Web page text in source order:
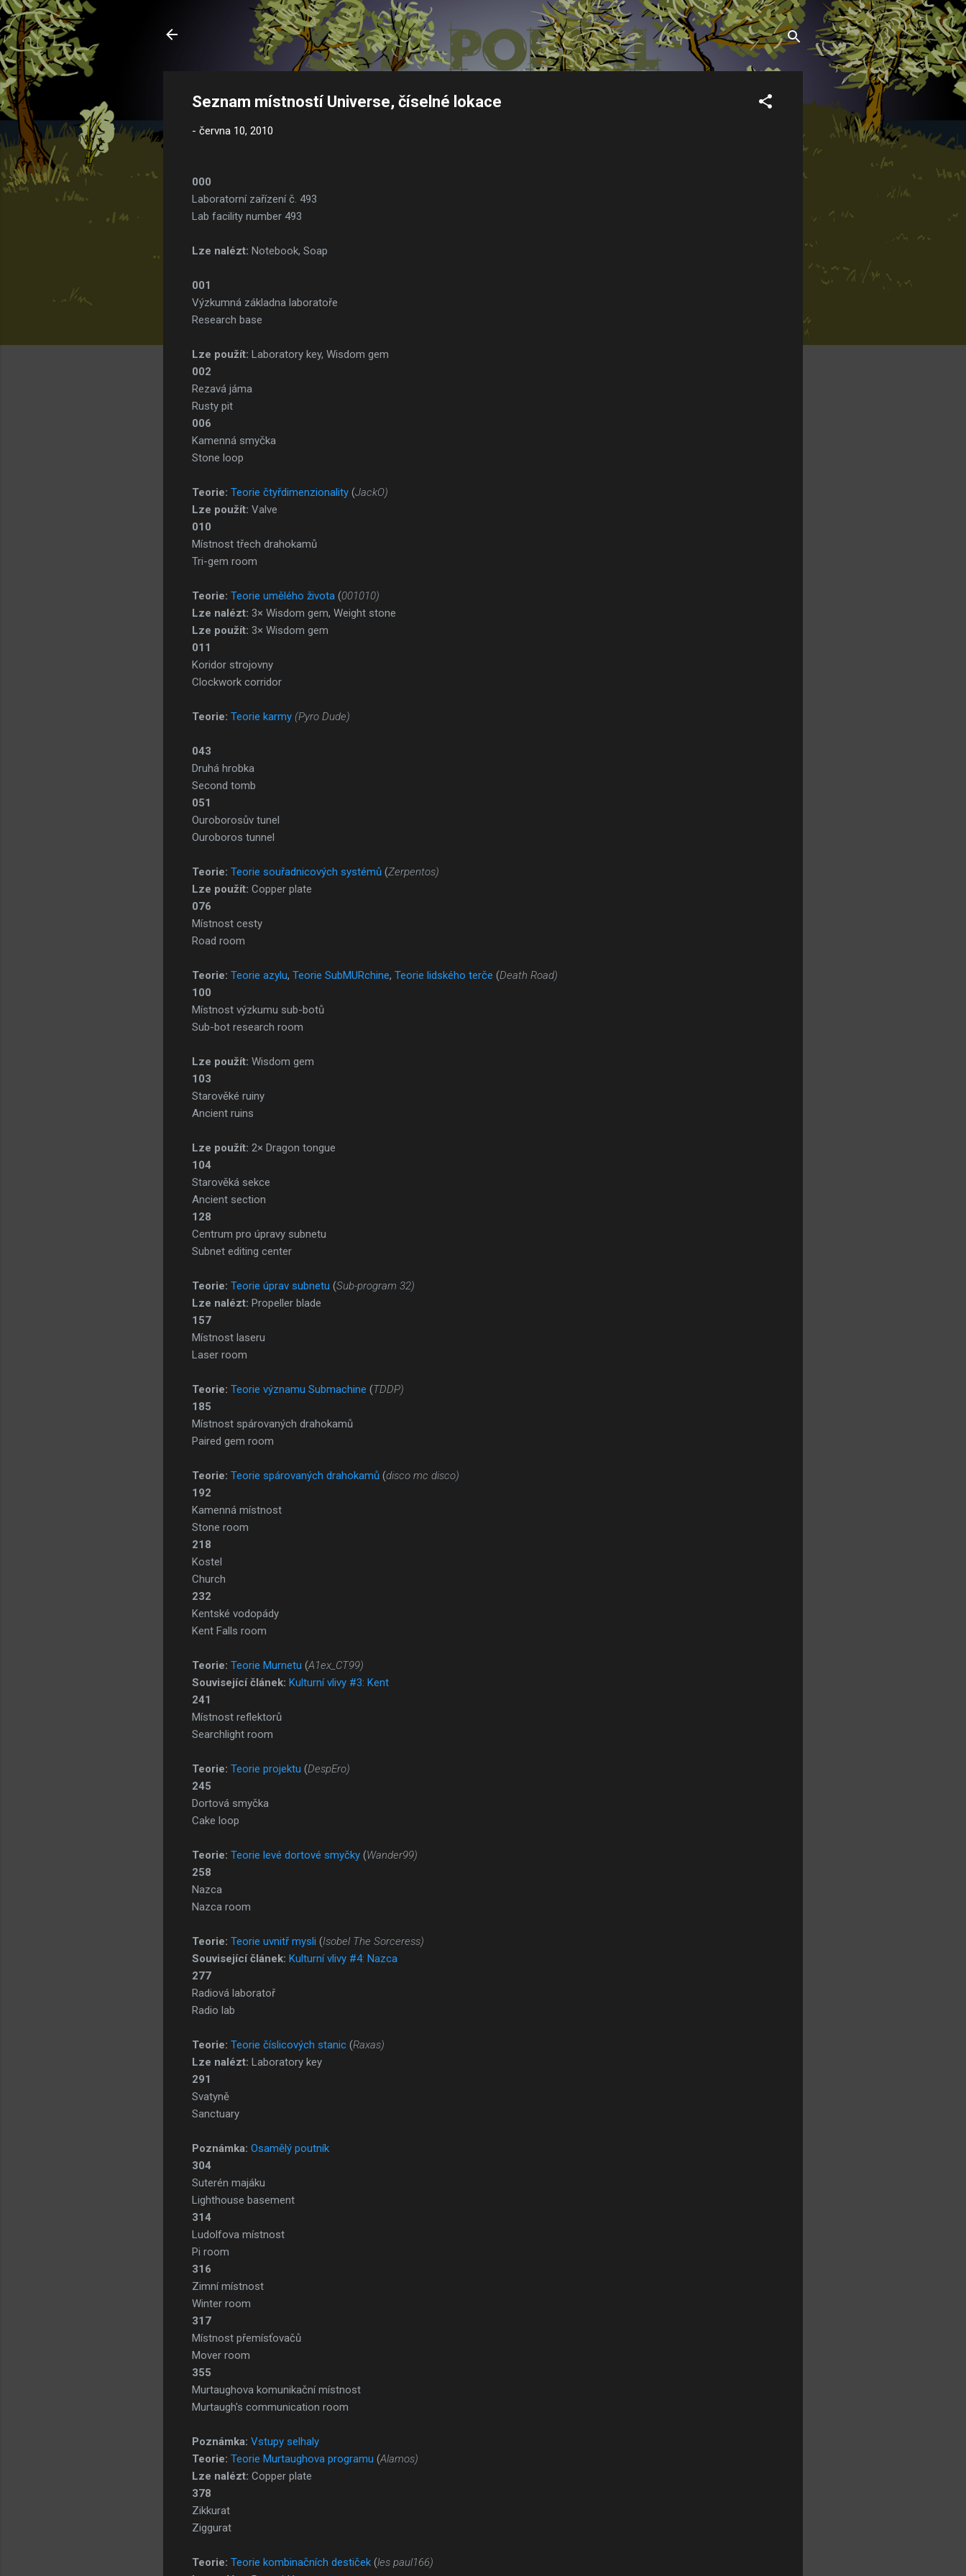
Přeskočit na hlavní obsah
Seznam místností Universe, číselné lokace
- června 10, 2010
000
Laboratorní zařízení č. 493
Lab facility number 493
Lze nalézt: Notebook, Soap
001
Výzkumná základna laboratoře
Research base
Lze použít: Laboratory key, Wisdom gem
002
Rezavá jáma
Rusty pit
006
Kamenná smyčka
Stone loop
Teorie: Teorie čtyřdimenzionality (JackO)
Lze použít: Valve
010
Místnost třech drahokamů
Tri-gem room
Teorie: Teorie umělého života (001010)
Lze nalézt: 3× Wisdom gem, Weight stone
Lze použít: 3× Wisdom gem
011
Koridor strojovny
Clockwork corridor
Teorie: Teorie karmy (Pyro Dude)
043
Druhá hrobka
Second tomb
051
Ouroborosův tunel
Ouroboros tunnel
Teorie: Teorie souřadnicových systémů (Zerpentos)
Lze použít: Copper plate
076
Místnost cesty
Road room
Teorie: Teorie azylu, Teorie SubMURchine, Teorie lidského terče (Death Road)
100
Místnost výzkumu sub-botů
Sub-bot research room
Lze použít: Wisdom gem
103
Starověké ruiny
Ancient ruins
Lze použít: 2× Dragon tongue
104
Starověká sekce
Ancient section
128
Centrum pro úpravy subnetu
Subnet editing center
Teorie: Teorie úprav subnetu (Sub-program 32)
Lze nalézt: Propeller blade
157
Místnost laseru
Laser room
Teorie: Teorie významu Submachine (TDDP)
185
Místnost spárovaných drahokamů
Paired gem room
Teorie: Teorie spárovaných drahokamů (disco mc disco)
192
Kamenná místnost
Stone room
218
Kostel
Church
232
Kentské vodopády
Kent Falls room
Teorie: Teorie Murnetu (A1ex_CT99)
Související článek: Kulturní vlivy #3: Kent
241
Místnost reflektorů
Searchlight room
Teorie: Teorie projektu (DespEro)
245
Dortová smyčka
Cake loop
Teorie: Teorie levé dortové smyčky (Wander99)
258
Nazca
Nazca room
Teorie: Teorie uvnitř mysli (Isobel The Sorceress)
Související článek: Kulturní vlivy #4: Nazca
277
Radiová laboratoř
Radio lab
Teorie: Teorie číslicových stanic (Raxas)
Lze nalézt: Laboratory key
291
Svatyně
Sanctuary
Poznámka: Osamělý poutník
304
Suterén majáku
Lighthouse basement
314
Ludolfova místnost
Pi room
316
Zimní místnost
Winter room
317
Místnost přemísťovačů
Mover room
355
Murtaughova komunikační místnost
Murtaugh's communication room
Poznámka: Vstupy selhaly
Teorie: Teorie Murtaughova programu (Alamos)
Lze nalézt: Copper plate
378
Zikkurat
Ziggurat
Teorie: Teorie kombinačních destiček (les paul166)